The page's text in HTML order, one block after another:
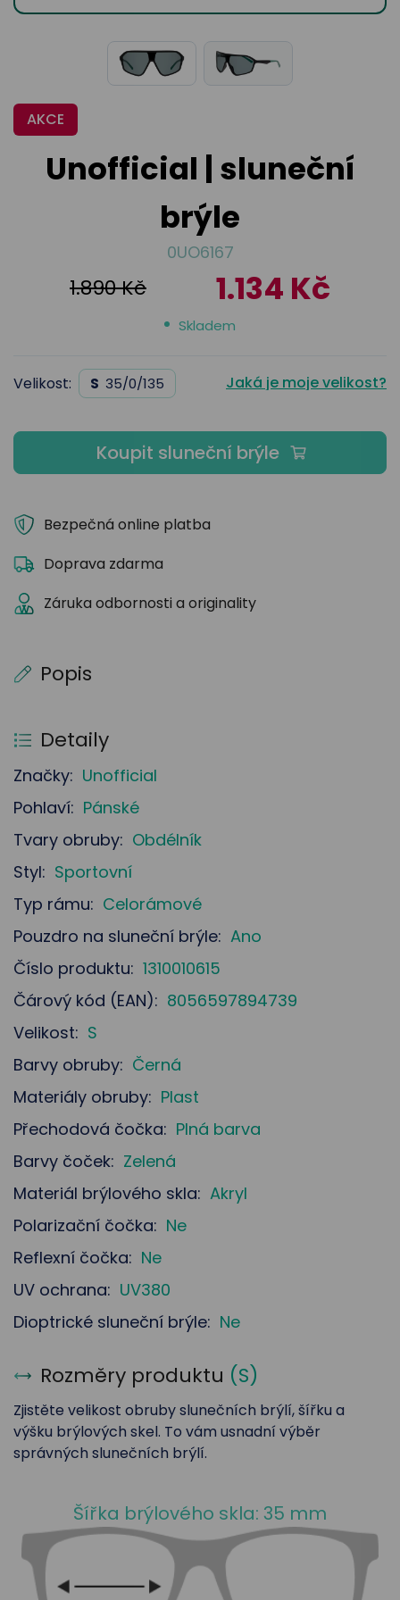
brýle
Popis
Detaily
Značky: Unofficial
Pohlaví: Pánské
Tvary obruby: Obdélník
Styl: Sportovní
Typ rámu: Celorámové
Pouzdro na sluneční brýle: Ano
Číslo produktu: 1310010615
Čárový kód (EAN): 8056597894739
Velikost: S
Barvy obruby: Černá
Materiály obruby: Plast
Přechodová čočka: Plná barva
Barvy čoček: Zelená
Materiál brýlového skla: Akryl
Polarizační čočka: Ne
Reflexní čočka: Ne
UV ochrana: UV380
Dioptrické sluneční brýle: Ne
Rozměry produktu (S)
Zjistěte velikost obruby slunečních brýlí, šířku a
výšku brýlových skel. To vám usnadní výběr
správných slunečních brýlí.
Šířka brýlového skla: 35 mm
AKCE
Unofficial | sluneční
brýle
0UO6167
1.890 Kč 1.134 Kč
Skladem
Velikost: S 35/0/135 Jaká je moje velikost?
Koupit sluneční brýle
Bezpečná online platba
Doprava zdarma
Záruka odbornosti a originality